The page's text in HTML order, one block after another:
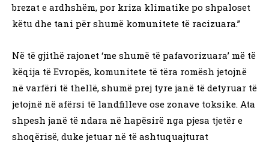
brezat e ardhshëm, por kriza klimatike po shpaloset
këtu dhe tani për shumë komunitete të racizuara.”
Në të gjithë rajonet ‘me shumë të pafavorizuara’ më të
këqija të Evropës, komunitete të tëra romësh jetojnë
në varfëri të thellë, shumë prej tyre janë të detyruar të
jetojnë në afërsi të landfilleve ose zonave toksike. Ata
shpesh janë të ndara në hapësirë nga pjesa tjetër e
shoqërisë, duke jetuar në të ashtuquajturat